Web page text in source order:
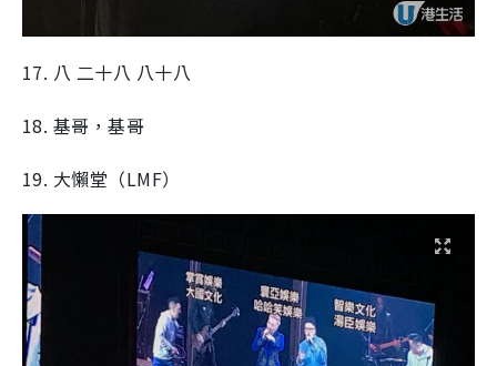
17. 八 二十八 八十八
18. 基哥，基哥
19. 大懶堂（LMF）